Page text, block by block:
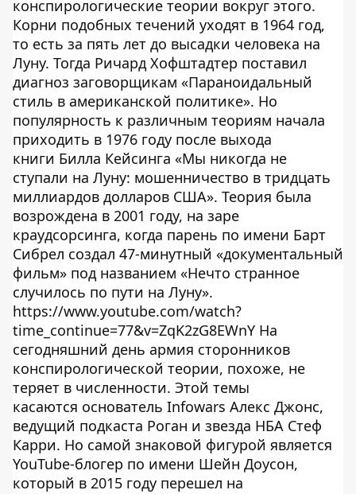
конспирологические теории вокруг этого.
Корни подобных течений уходят в 1964 год,
то есть за пять лет до высадки человека на
Луну. Тогда Ричард Хофштадтер поставил
диагноз заговорщикам «Параноидальный
стиль в американской политике». Но
популярность к различным теориям начала
приходить в 1976 году после выхода
книги Билла Кейсинга «Мы никогда не
ступали на Луну: мошенничество в тридцать
миллиардов долларов США». Теория была
возрождена в 2001 году, на заре
краудсорсинга, когда парень по имени Барт
Сибрел создал 47-минутный «документальный
фильм» под названием «Нечто странное
случилось по пути на Луну».
https://www.youtube.com/watch?
time_continue=77&v=ZqK2zG8EWnY На
сегодняшний день армия сторонников
конспирологической теории, похоже, не
теряет в численности. Этой темы
касаются основатель Infowars Алекс Джонс,
ведущий подкаста Роган и звезда НБА Стеф
Карри. Но самой знаковой фигурой является
YouTube-блогер по имени Шейн Доусон,
который в 2015 году перешел на